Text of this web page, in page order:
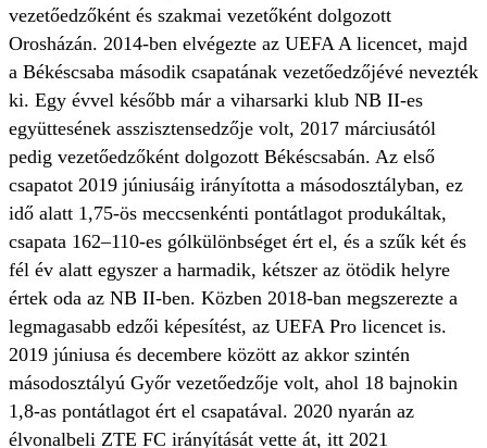
vezetőedzőként és szakmai vezetőként dolgozott
Orosházán. 2014-ben elvégezte az UEFA A licencet, majd
a Békéscsaba második csapatának vezetőedzőjévé nevezték
ki. Egy évvel később már a viharsarki klub NB II-es
együttesének asszisztensedzője volt, 2017 márciusától
pedig vezetőedzőként dolgozott Békéscsabán. Az első
csapatot 2019 júniusáig irányította a másodosztályban, ez
idő alatt 1,75-ös meccsenkénti pontátlagot produkáltak,
csapata 162–110-es gólkülönbséget ért el, és a szűk két és
fél év alatt egyszer a harmadik, kétszer az ötödik helyre
értek oda az NB II-ben. Közben 2018-ban megszerezte a
legmagasabb edzői képesítést, az UEFA Pro licencet is.
2019 júniusa és decembere között az akkor szintén
másodosztályú Győr vezetőedzője volt, ahol 18 bajnokin
1,8-as pontátlagot ért el csapatával. 2020 nyarán az
élvonalbeli ZTE FC irányítását vette át, itt 2021